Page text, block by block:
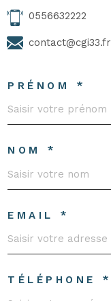
0556632222
contact@cgi33.fr
PRÉNOM *
NOM *
EMAIL *
TÉLÉPHONE *